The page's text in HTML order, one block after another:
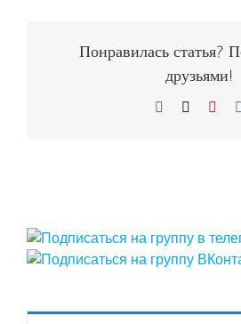
Понравилась статья?
друзьями!
Facebook